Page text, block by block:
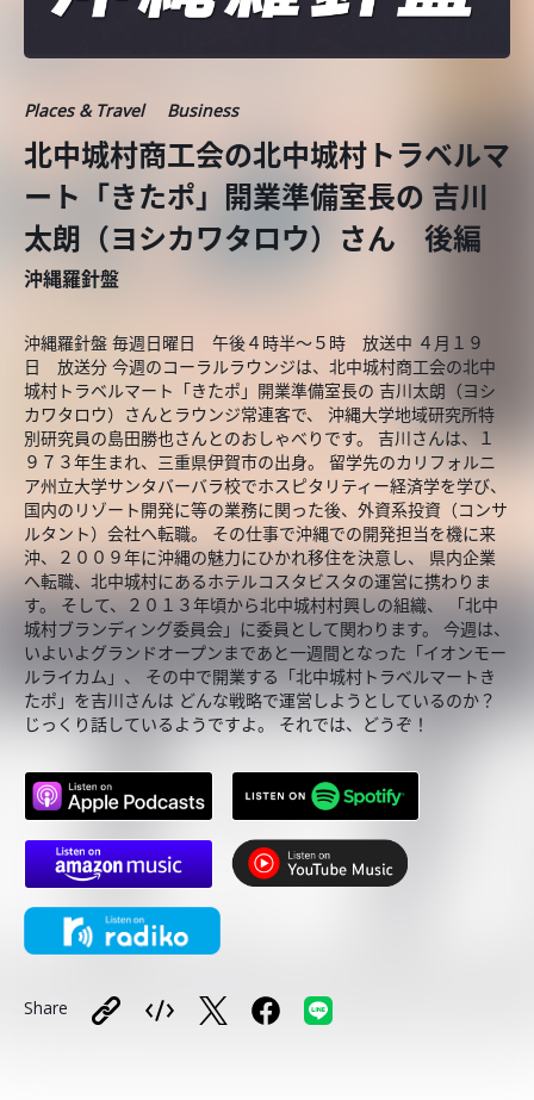
Places & Travel Business
北中城村商工会の北中城村トラベルマ
ート「きたポ」開業準備室長の 吉川
太朗（ヨシカワタロウ）さん 後編
沖縄羅針盤
沖縄羅針盤 毎週日曜日 午後４時半～５時 放送中 ４月１９
日 放送分 今週のコーラルラウンジは、北中城村商工会の北中
城村トラベルマート「きたポ」開業準備室長の 吉川太朗（ヨシ
カワタロウ）さんとラウンジ常連客で、 沖縄大学地域研究所特
別研究員の島田勝也さんとのおしゃべりです。 吉川さんは、１
９７３年生まれ、三重県伊賀市の出身。 留学先のカリフォルニ
ア州立大学サンタバーバラ校でホスピタリティー経済学を学び、
国内のリゾート開発に等の業務に関った後、外資系投資（コンサ
ルタント）会社へ転職。 その仕事で沖縄での開発担当を機に来
沖、２００９年に沖縄の魅力にひかれ移住を決意し、 県内企業
へ転職、北中城村にあるホテルコスタビスタの運営に携わりま
す。 そして、２０１３年頃から北中城村村興しの組織、 「北中
城村ブランディング委員会」に委員として関わります。 今週は、
いよいよグランドオープンまであと一週間となった「イオンモー
ルライカム」、 その中で開業する「北中城村トラベルマートき
たポ」を吉川さんは どんな戦略で運営しようとしているのか？
じっくり話しているようですよ。 それでは、どうぞ！
Share